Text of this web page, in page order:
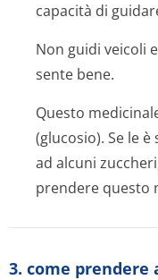
capacità di
Non guidi veicoli
sente bene.
Questo
(glucosio). Se le
ad alcuni
prendere questo
3. come